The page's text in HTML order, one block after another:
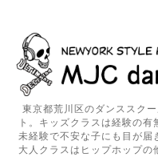
東京都荒川区のダンススク
ト。キッズクラスは経験の有
未経験で不安な子にも目が届
大人クラスはヒップホップの